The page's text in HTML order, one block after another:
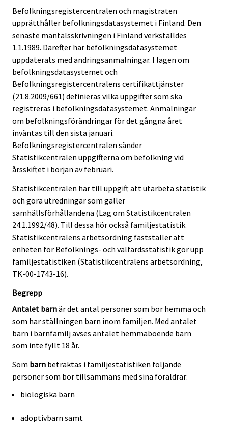
Befolkningsregistercentralen och magistraten
upprätthåller befolkningsdatasystemet i Finland. Den
senaste mantalsskrivningen i Finland verkställdes
1.1.1989. Därefter har befolkningsdatasystemet
uppdaterats med ändringsanmälningar. I lagen om
befolkningsdatasystemet och
Befolkningsregistercentralens certifikattjänster
(21.8.2009/661) definieras vilka uppgifter som ska
registreras i befolkningsdatasystemet. Anmälningar
om befolkningsförändringar för det gångna året
inväntas till den sista januari.
Befolkningsregistercentralen sänder
Statistikcentralen uppgifterna om befolkning vid
årsskiftet i början av februari.
Statistikcentralen har till uppgift att utarbeta statistik
och göra utredningar som gäller
samhällsförhållandena (Lag om Statistikcentralen
24.1.1992/48). Till dessa hör också familjestatistik.
Statistikcentralens arbetsordning fastställer att
enheten för Befolknings- och välfärdsstatistik gör upp
familjestatistiken (Statistikcentralens arbetsordning,
TK-00-1743-16).
Begrepp
Antalet barnär det antal personer som bor hemma och
som har ställningen barn inom familjen. Med antalet
barn i barnfamilj avses antalet hemmaboende barn
som inte fyllt 18 år.
Som barn betraktas i familjestatistiken följande
personer som bor tillsammans med sina föräldrar:
biologiska barn
adoptivbarn samt